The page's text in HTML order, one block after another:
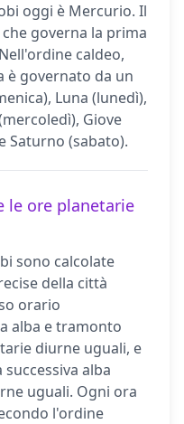
oggi è Mercurio. Il
governa la prima
caldeo,
è governato da un
Luna (lunedì),
Giove
Saturno (sabato).
le ore planetarie
sono calcolate
della città
orario
alba e tramonto
diurne uguali, e
alba
uguali. Ogni ora
l'ordine